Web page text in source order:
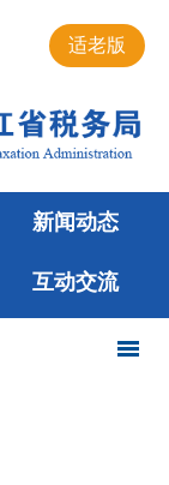
适老版
新闻动态
互动交流